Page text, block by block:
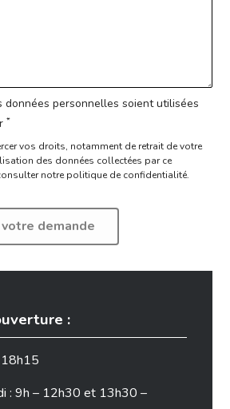
données personnelles soient utilisées
*
vos droits, notamment de retrait de votre
des données collectées par ce
notre politique de confidentialité.
:
: 9h – 12h30 et 13h30 –